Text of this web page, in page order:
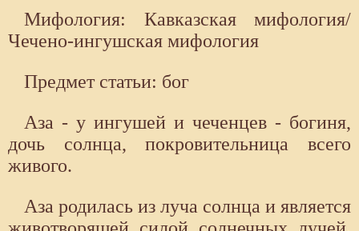
Мифология: Кавказская мифология/
Чечено-ингушская мифология
Предмет статьи: бог
Аза - у ингушей и чеченцев - богиня,
дочь солнца, покровительница всего
живого.
Аза родилась из луча солнца и является